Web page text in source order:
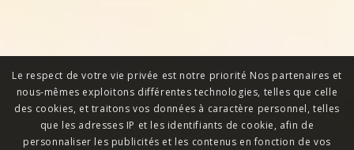
Le respect de votre vie privée est notre priorité Nos partenaires et
nous-mêmes exploitons différentes technologies, telles que celle
des cookies, et traitons vos données à caractère personnel, telles
que les adresses IP et les identifiants de cookie, afin de
personnaliser les publicités et les contenus en fonction de vos